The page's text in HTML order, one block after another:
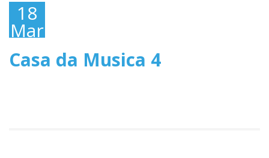
18
Março,
2026
Casa da Musica 4